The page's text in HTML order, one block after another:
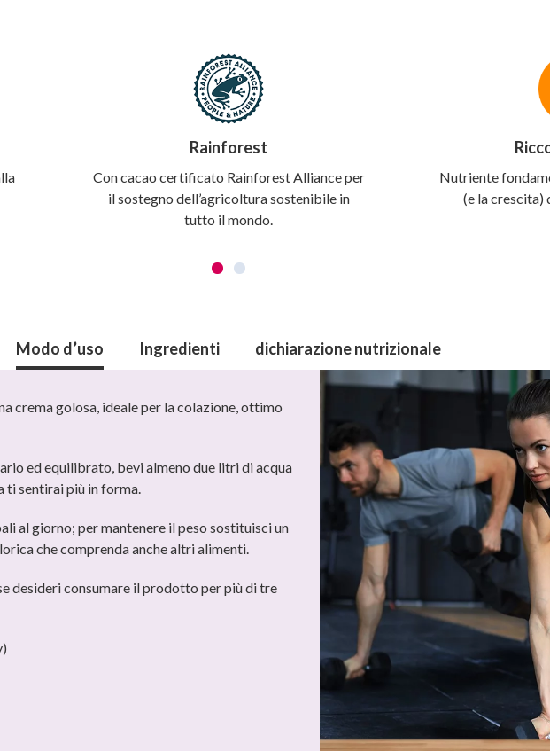
Rainforest
Con cacao certificato Rainforest Alliance per
il sostegno dell’agricoltura sostenibile in
tutto il mondo.
Nutriente
(e la crescita)
Modo d’uso Ingredienti dichiarazione nutrizionale
crema golosa, ideale per la colazione, ottimo
ed equilibrato, bevi almeno due litri di acqua
sentirai più in forma.
al giorno; per mantenere il peso sostituisci un
che comprenda anche altri alimenti.
desideri consumare il prodotto per più di tre